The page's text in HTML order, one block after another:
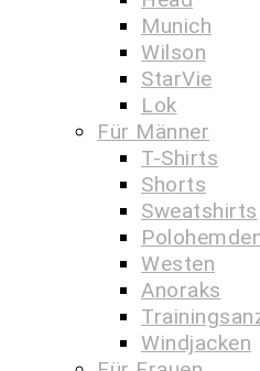
Munich
Wilson
StarVie
Lok
Für Männer
T-Shirts
Shorts
Sweatshirts
Westen
Anoraks
Windjacken